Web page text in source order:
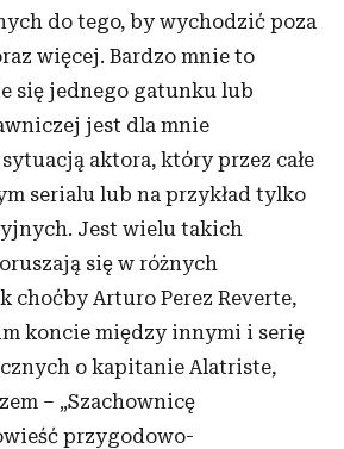
do tego, by wychodzić poza
więcej. Bardzo mnie to
się jednego gatunku lub
jest dla mnie
aktora, który przez całe
serialu lub na przykład tylko
Jest wielu takich
się w różnych
choćby Arturo Perez Reverte,
koncie między innymi i serię
o kapitanie Alatriste,
– „Szachownicę
przygodowo-